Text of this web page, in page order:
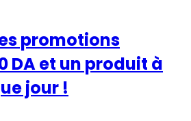
promotions
DA et un produit à
jour !